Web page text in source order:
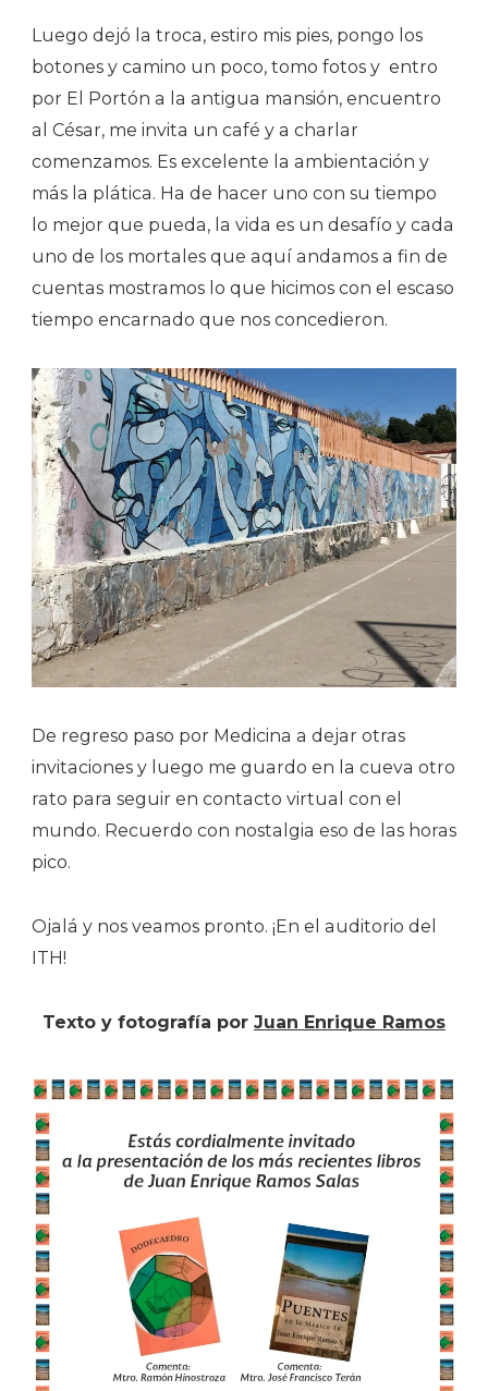
Luego dejó la troca, estiro mis pies, pongo los
botones y camino un poco, tomo fotos y entro
por El Portón a la antigua mansión, encuentro
al César, me invita un café y a charlar
comenzamos. Es excelente la ambientación y
más la plática. Ha de hacer uno con su tiempo
lo mejor que pueda, la vida es un desafío y cada
uno de los mortales que aquí andamos a fin de
cuentas mostramos lo que hicimos con el escaso
tiempo encarnado que nos concedieron.
De regreso paso por Medicina a dejar otras
invitaciones y luego me guardo en la cueva otro
rato para seguir en contacto virtual con el
mundo. Recuerdo con nostalgia eso de las horas
pico.
Ojalá y nos veamos pronto. ¡En el auditorio del
ITH!
Texto y fotografía por Juan Enrique Ramos